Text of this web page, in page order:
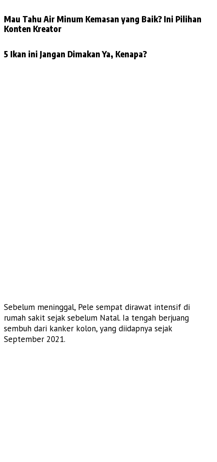
Mau Tahu Air Minum Kemasan yang Baik? Ini Pilihan
Konten Kreator
5 Ikan ini Jangan Dimakan Ya, Kenapa?
Sebelum meninggal, Pele sempat dirawat intensif di
rumah sakit sejak sebelum Natal. Ia tengah berjuang
sembuh dari kanker kolon, yang diidapnya sejak
September 2021.